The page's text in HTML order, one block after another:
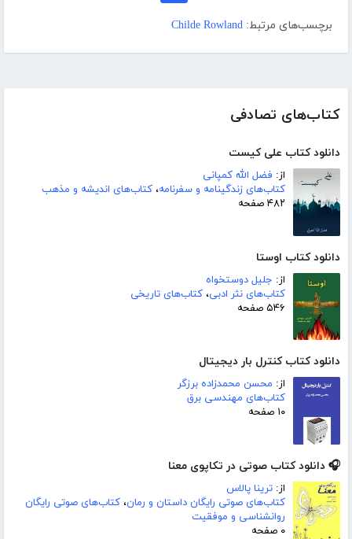
کتاب‌های تصادفی
دانلود کتاب علی کیست
از: فضل الله کمپانی
کتاب‌های زندگینامه و سفرنامه، کتاب‌های اندیشه و مذهب
۴۸۲ صفحه
دانلود کتاب اوستا
از: جلیل دوستخواه
کتاب‌های نثر ادبی، کتاب‌های تاریخی
۵۴۶ صفحه
دانلود کتاب کنترل بار دیجیتال
از: محسن محمدزاده برزگر
کتاب‌های مهندسی برق
۱۰ صفحه
🎧 دانلود کتاب صوتی در تکاپوی معنا
از: ترینا پالاس
کتاب‌های صوتی رایگان داستان و رمان، کتاب‌های صوتی رایگان
روانشناسی و موفقیت
۰ صفحه
برچسب‌های مرتبط: Childe Rowland